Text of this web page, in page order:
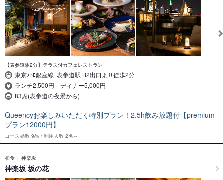
【表参道駅2分】テラス付カフェレストラン
東京ﾒﾄﾛ銀座線･表参道駅 B2出口より徒歩2分
ランチ2,500円 ディナー5,000円
83席(表参道の夜景から)
Queencyお楽しみいただく特別プラン！2.5h飲み放題付【premium
プラン12000円】
コース品数 9品 利用人数 2名～
和食 神楽坂
神楽坂 坂の花